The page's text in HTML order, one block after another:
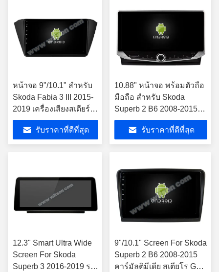
หน้าจอ 9"/10.1" สําหรับ
Skoda Fabia 3 III 2015-
2019 เครื่องเสียงสเตียร์
มัลติมีเดียรถยนต์
รับราคาที่ดีที่สุด
10.88" หน้าจอ พร้อมตัวถือ
มือถือ สําหรับ Skoda
Superb 2 B6 2008-2015
เครื่องเสียงสเตียโร่รถยนต์
รับราคาที่ดีที่สุด
12.3" Smart Ultra Wide
Screen For Skoda
Superb 3 2016-2019 รถ
9"/10.1" Screen For Skoda
Superb 2 B6 2008-2015
คาร์มัลติมีเดีย สเตียโร GPS